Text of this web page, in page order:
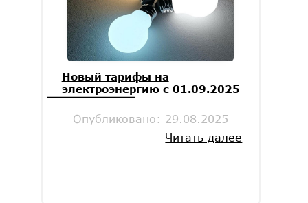
Новый тарифы на
электроэнергию с 01.09.2025
Опубликовано: 29.08.2025
Читать далее